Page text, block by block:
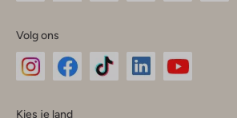
Volg ons
Kies je land